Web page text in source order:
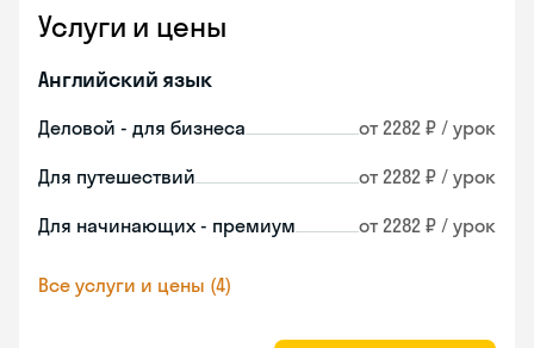
Услуги и цены
Английский язык
Деловой - для бизнеса от 2282 ₽ / урок
Для путешествий от 2282 ₽ / урок
Для начинающих - премиум от 2282 ₽ / урок
Все услуги и цены (4)